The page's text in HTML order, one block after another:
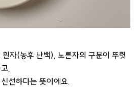
자(농후 난백), 노른자의 구분이 뚜렷
,
선하다는 뜻이에요.